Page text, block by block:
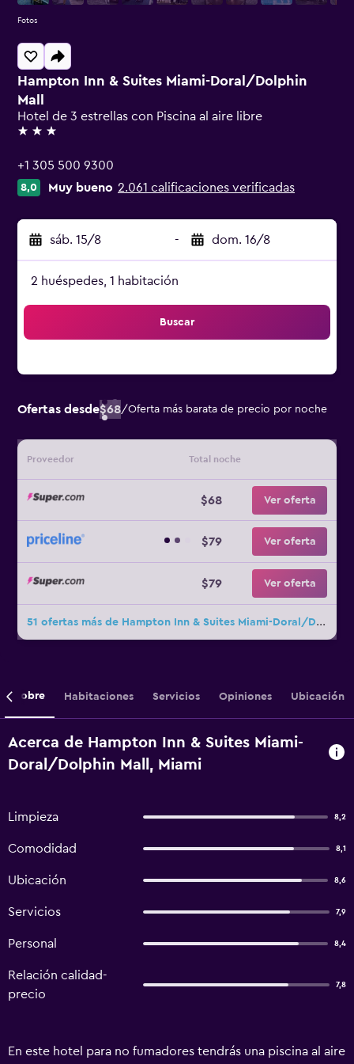
Hampton Inn & Suites Miami-Doral/Dolphin
Mall
Hotel de 3 estrellas con Piscina al aire libre
3 estrellas
+1 305 500 9300
8,0 Muy bueno 2.061 calificaciones verificadas
sáb. 15/8 - dom. 16/8
2 huéspedes, 1 habitación
Buscar
Ofertas desde$68/Oferta más barata de precio por noche
Proveedor Total noche
$68 Ver oferta
$79 Ver oferta
$79 Ver oferta
51 ofertas más de Hampton Inn & Suites Miami-Doral/Dolphin Mall
Fotos
Sobre Habitaciones Servicios Opiniones Ubicación
Acerca de Hampton Inn & Suites Miami-
Doral/Dolphin Mall, Miami
Limpieza 8,2
Comodidad 8,1
Ubicación 8,6
Servicios 7,9
Personal 8,4
Relación calidad-
precio
7,8
En este hotel para no fumadores tendrás una piscina al aire